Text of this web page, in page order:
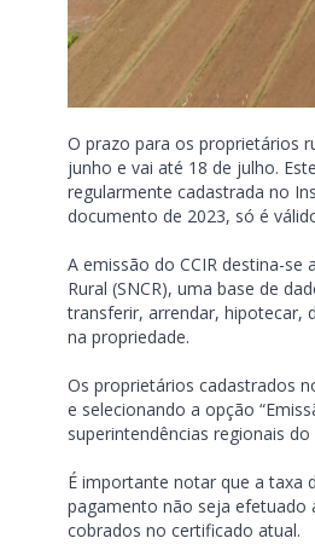
O prazo para os proprietários
junho e vai até 18 de julho.
regularmente cadastrada no
documento de 2023, só é
A emissão do CCIR destina-
Rural (SNCR), uma base de
transferir, arrendar, hipotecar,
na propriedade.
Os proprietários cadastrados
e selecionando a opção
superintendências regionais
É importante notar que a taxa
pagamento não seja efetuado
cobrados no certificado atual.